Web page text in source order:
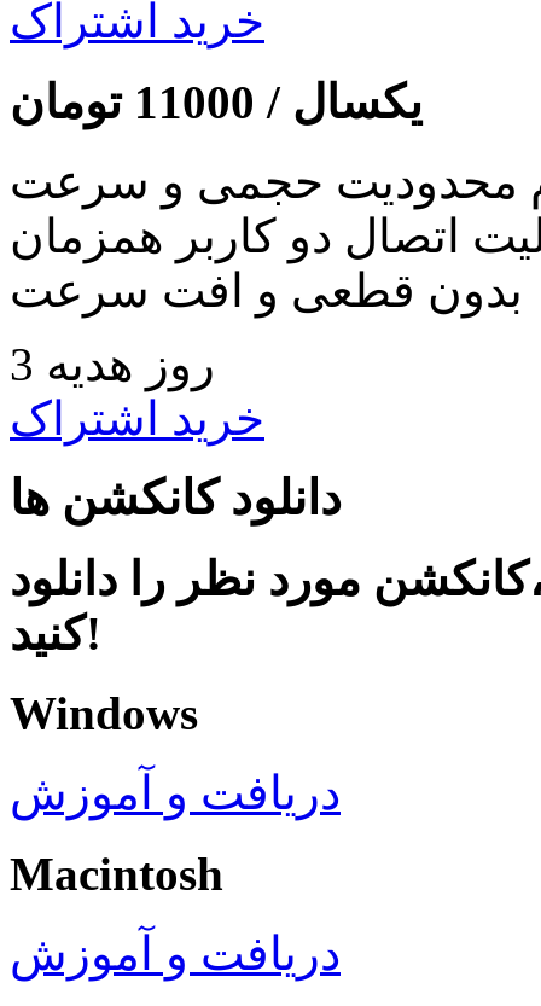
خرید اشتراک
یکسال / 11000 تومان
محدودیت حجمی و سرعت
اتصال دو کاربر همزمان
بدون قطعی و افت سرعت
3 روز هدیه
خرید اشتراک
دانلود کانکشن ها
مورد نظر را دانلود
کنید!
Windows
دریافت و آموزش
Macintosh
دریافت و آموزش